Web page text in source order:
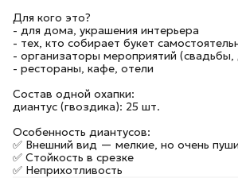
Для кого это?
- для дома, украшения интерьера
- тех, кто собирает букет
- организаторы мероприятий
- рестораны, кафе, отели
Состав одной охапки:
диантус (гвоздика): 25 шт.
Особенность диантусов:
✅ Внешний вид — мелкие, но очень
✅ Стойкость в срезке
✅ Неприхотливость